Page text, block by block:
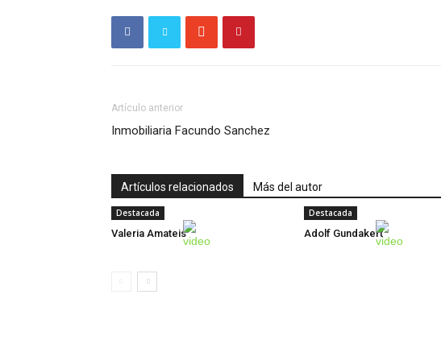
Artículo anterior
Inmobiliaria Facundo Sanchez
Artículos relacionados Más del autor
Destacada
Valeria Amateis
Destacada
Adolf Gundakert